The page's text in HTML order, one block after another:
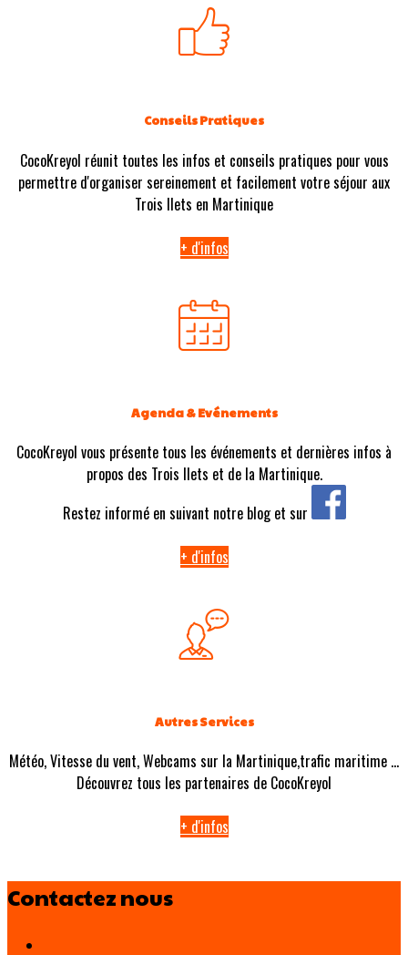
Conseils Pratiques
CocoKreyol réunit toutes les infos et conseils pratiques pour vous
permettre d'organiser sereinement et facilement votre séjour aux
Trois Ilets en Martinique
+ d'infos
Agenda & Evénements
CocoKreyol vous présente tous les événements et dernières infos à
propos des Trois Ilets et de la Martinique.
Restez informé en suivant notre blog et sur
+ d'infos
Autres Services
Météo, Vitesse du vent, Webcams sur la Martinique,trafic maritime ...
Découvrez tous les partenaires de CocoKreyol
+ d'infos
Contactez nous